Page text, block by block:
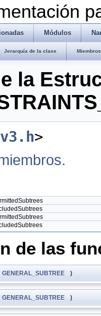
Módulos
Jerarquía de la clase
la
>
de las
GENERAL_SUBTREE )
GENERAL_SUBTREE )